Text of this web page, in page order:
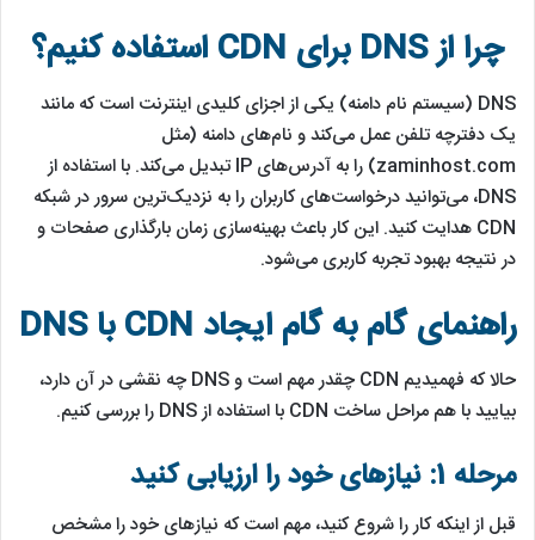
چرا از DNS برای CDN استفاده کنیم؟
DNS (سیستم نام دامنه) یکی از اجزای کلیدی اینترنت است که مانند
یک دفترچه تلفن عمل می‌کند و نام‌های دامنه (مثل
zaminhost.com) را به آدرس‌های IP تبدیل می‌کند. با استفاده از
DNS، می‌توانید درخواست‌های کاربران را به نزدیک‌ترین سرور در شبکه
CDN هدایت کنید. این کار باعث بهینه‌سازی زمان بارگذاری صفحات و
در نتیجه بهبود تجربه کاربری می‌شود.
راهنمای گام به گام ایجاد CDN با DNS
حالا که فهمیدیم CDN چقدر مهم است و DNS چه نقشی در آن دارد،
بیایید با هم مراحل ساخت CDN با استفاده از DNS را بررسی کنیم.
مرحله 1: نیازهای خود را ارزیابی کنید
قبل از اینکه کار را شروع کنید، مهم است که نیازهای خود را مشخص